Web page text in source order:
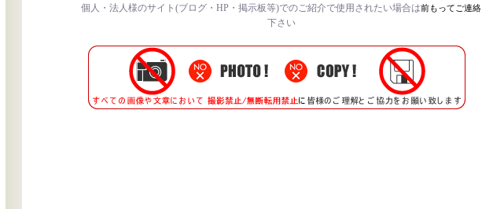
個人・法人様のサイト(ブログ・HP・掲示板等)でのご紹介で使用されたい場合は前もってご連絡
下さい